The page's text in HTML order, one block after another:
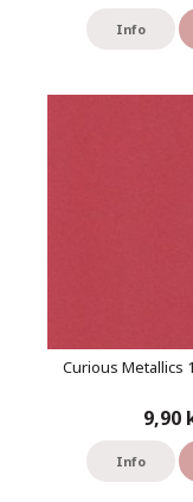
Info
Curious Metallics
9,90
Info